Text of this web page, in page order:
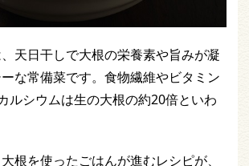
天日干しで大根の栄養素や旨みが凝
な常備菜です。食物繊維やビタミン
ルシウムは生の大根の約20倍といわ
根を使ったごはんが進むレシピが、